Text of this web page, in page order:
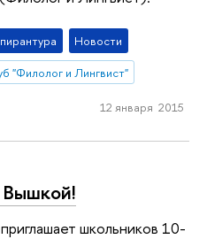
Новости
"Филолог и Лингвист"
12 января 2015
школьников 10-